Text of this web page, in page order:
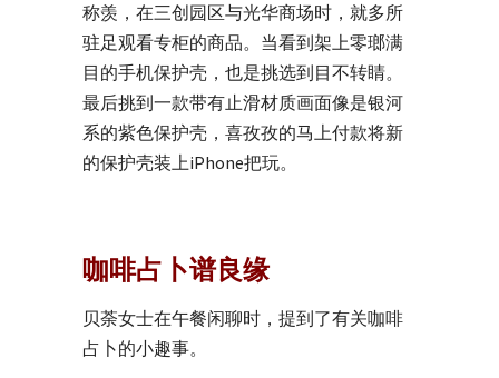
称羡，在三创园区与光华商场时，就多所
驻足观看专柜的商品。当看到架上零瑯满
目的手机保护壳，也是挑选到目不转睛。
最后挑到一款带有止滑材质画面像是银河
系的紫色保护壳，喜孜孜的马上付款将新
的保护壳装上iPhone把玩。
咖啡占卜谱良缘
贝荼女士在午餐闲聊时，提到了有关咖啡
占卜的小趣事。